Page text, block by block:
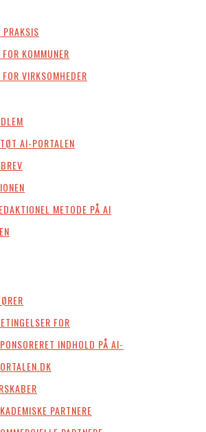
KOMMUNER
VIRKSOMHEDER
AI-PORTALEN
METODE PÅ AI
FOR
INDHOLD PÅ AI-
PARTNERE